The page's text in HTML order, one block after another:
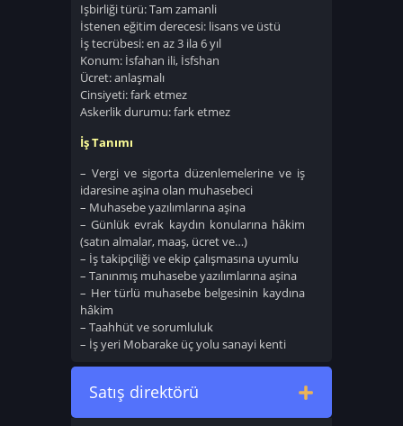
Işbirliği türü: Tam zamanli
İstenen eğitim derecesi: lisans ve üstü
İş tecrübesi: en az 3 ila 6 yıl
Konum: İsfahan ili, İsfshan
Ücret: anlaşmalı
Cinsiyeti: fark etmez
Askerlik durumu: fark etmez
İş Tanımı
– Vergi ve sigorta düzenlemelerine ve iş
idaresine aşina olan muhasebeci
– Muhasebe yazılımlarına aşina
– Günlük evrak kaydın konularına hâkim
(satın almalar, maaş, ücret ve…)
– İş takipçiliği ve ekip çalışmasına uyumlu
– Tanınmış muhasebe yazılımlarına aşina
– Her türlü muhasebe belgesinin kaydına
hâkim
– Taahhüt ve sorumluluk
– İş yeri Mobarake üç yolu sanayi kenti
Satış direktörü